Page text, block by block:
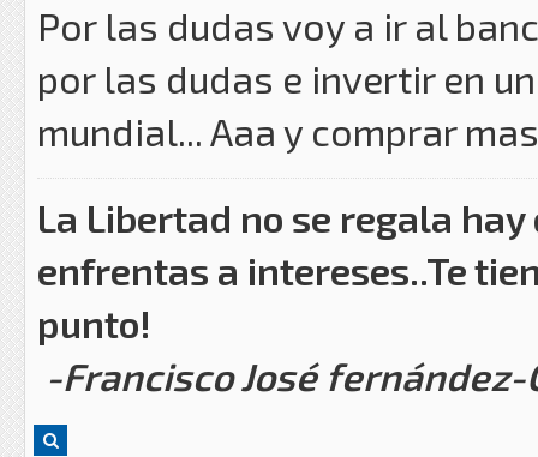
Por las dudas voy a ir al
por las dudas e invertir en
mundial... Aaa y comprar
La Libertad no se regala
enfrentas a intereses..Te
punto!
-Francisco José